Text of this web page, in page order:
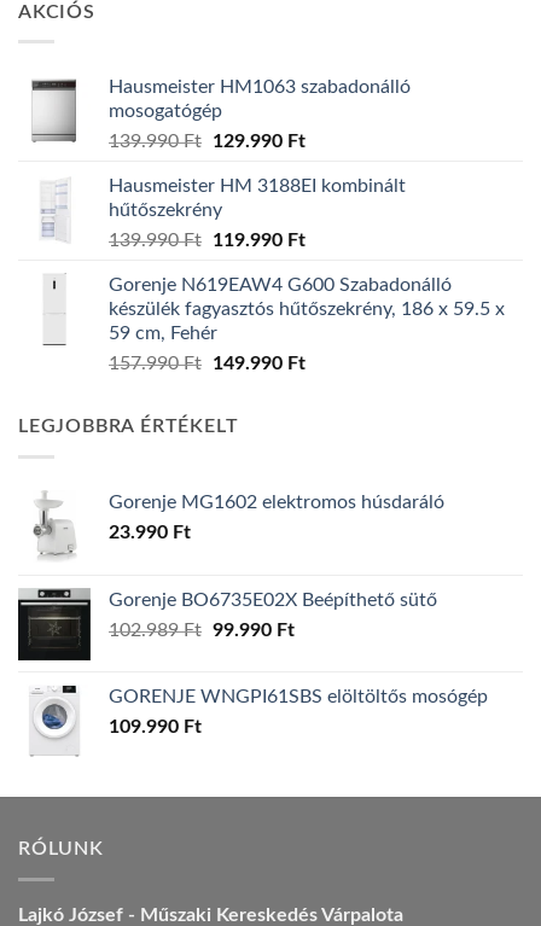
AKCIÓS
Hausmeister HM1063 szabadonálló
mosogatógép
139.990Ft
Original
was:
139.990 Ft.
129.990 FtCurrent
is:
Hausmeister HM 3188EI kombinált
hűtőszekrény
139.990Ft
Original
was:
139.990 Ft.
119.990 FtCurrent
is:
119.990 Ft.
Gorenje N619EAW4 G600 Szabadonálló
készülék fagyasztós hűtőszekrény, 186 x 59.5 x
59 cm, Fehér
157.990Ft
Original
157.990 Ft.
149.990 FtCurrent
LEGJOBBRA ÉRTÉKELT
Gorenje MG1602 elektromos húsdaráló
23.990 Ft
Gorenje BO6735E02X Beépíthető sütő
102.989Ft Original
102.989 Ft.
99.990 FtCurrent
99.990 Ft.
GORENJE WNGPI61SBS elöltöltős mosógép
109.990 Ft
RÓLUNK
Lajkó József - Műszaki Kereskedés Várpalota